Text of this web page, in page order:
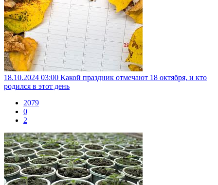
18.10.2024 03:00 Какой праздник отмечают 18 октября, и кто
родился в этот день
2079
0
2